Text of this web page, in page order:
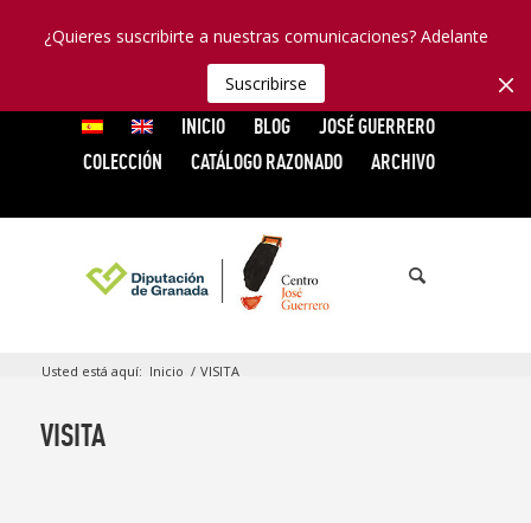
¿Quieres suscribirte a nuestras comunicaciones? Adelante
Suscribirse
INICIO BLOG
JOSÉ GUERRERO
COLECCIÓN
CATÁLOGO RAZONADO ARCHIVO
Usted está aquí: Inicio / VISITA
VISITA